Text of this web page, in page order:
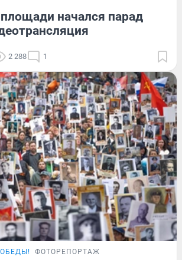
начался парад
2 288 1
ФОТОРЕПОРТАЖ